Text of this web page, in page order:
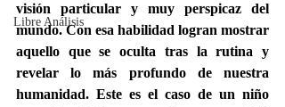
Libre Análisis
visión particular y muy perspicaz del
mundo. Con esa habilidad logran mostrar
aquello que se oculta tras la rutina y
revelar lo más profundo de nuestra
humanidad. Este es el caso de un niño